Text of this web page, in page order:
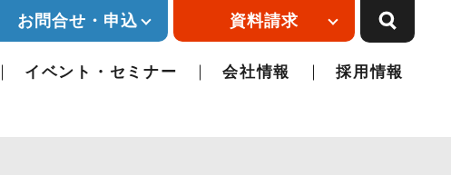
イベント・セミナー 会社情報 採用情報
お問合せ・申込 資料請求